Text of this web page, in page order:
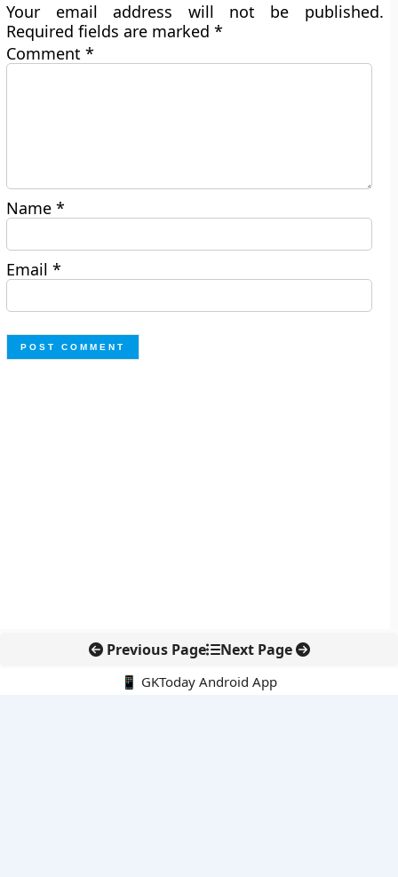
Your email address will not be published.
Required fields are marked*
Comment*
Name*
Email*
Previous Page Next Page
📱 GKToday Android App